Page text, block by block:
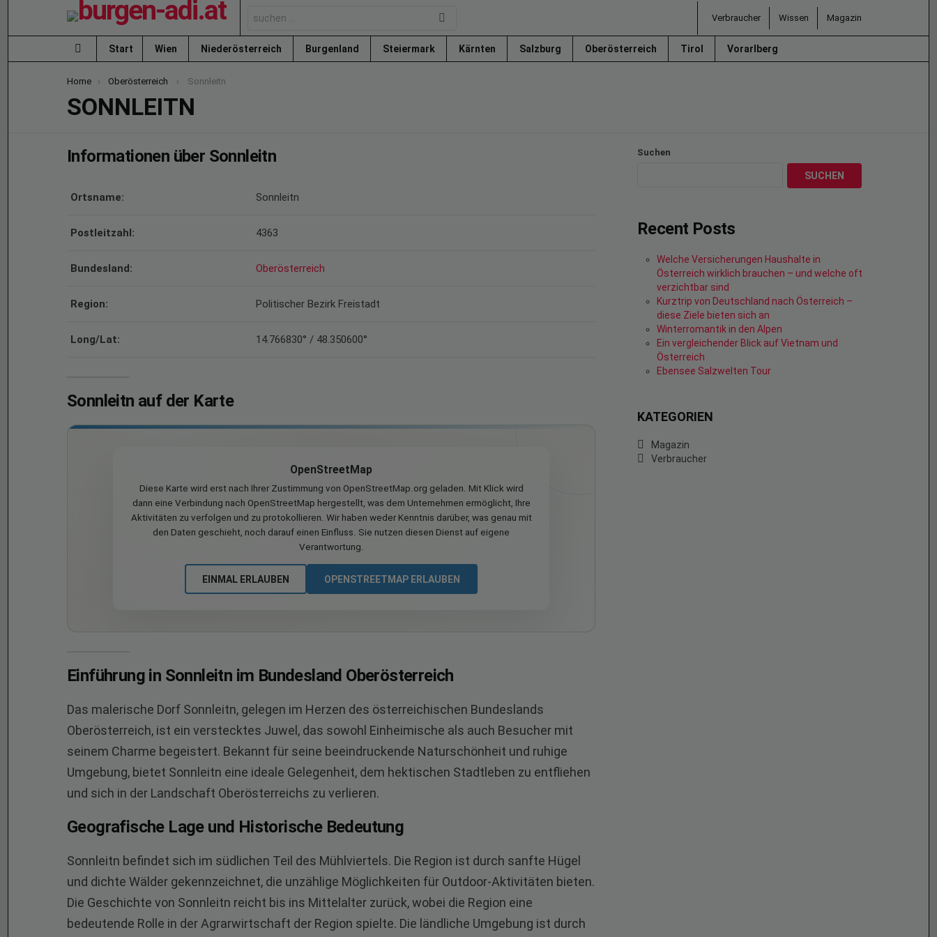
for:
Verbraucher Wissen Magazin
Menu
Start Wien Niederösterreich Burgenland Steiermark Kärnten Salzburg Oberösterreich Tirol Vorarlberg
You are here:
Home Oberösterreich Sonnleitn
SONNLEITN
Informationen über Sonnleitn
Ortsname: Sonnleitn
Postleitzahl: 4363
Bundesland: Oberösterreich
Region: Politischer Bezirk Freistadt
Long/Lat: 14.766830° / 48.350600°
Sonnleitn auf der Karte
OpenStreetMap
Diese Karte wird erst nach Ihrer Zustimmung von OpenStreetMap.org geladen. Mit Klick wird
dann eine Verbindung nach OpenStreetMap hergestellt, was dem Unternehmen ermöglicht, Ihre
Aktivitäten zu verfolgen und zu protokollieren. Wir haben weder Kenntnis darüber, was genau mit
den Daten geschieht, noch darauf einen Einfluss. Sie nutzen diesen Dienst auf eigene
Verantwortung.
EINMAL ERLAUBEN OPENSTREETMAP ERLAUBEN
Einführung in Sonnleitn im Bundesland Oberösterreich
Das malerische Dorf Sonnleitn, gelegen im Herzen des österreichischen Bundeslands
Oberösterreich, ist ein verstecktes Juwel, das sowohl Einheimische als auch Besucher mit
seinem Charme begeistert. Bekannt für seine beeindruckende Naturschönheit und ruhige
Umgebung, bietet Sonnleitn eine ideale Gelegenheit, dem hektischen Stadtleben zu entfliehen
und sich in der Landschaft Oberösterreichs zu verlieren.
Geografische Lage und Historische Bedeutung
Sonnleitn befindet sich im südlichen Teil des Mühlviertels. Die Region ist durch sanfte Hügel
und dichte Wälder gekennzeichnet, die unzählige Möglichkeiten für Outdoor-Aktivitäten bieten.
Die Geschichte von Sonnleitn reicht bis ins Mittelalter zurück, wobei die Region eine
bedeutende Rolle in der Agrarwirtschaft der Region spielte. Die ländliche Umgebung ist durch
Suchen
SUCHEN
Recent Posts
Welche Versicherungen Haushalte in
Österreich wirklich brauchen – und welche oft
verzichtbar sind
Kurztrip von Deutschland nach Österreich –
diese Ziele bieten sich an
Winterromantik in den Alpen
Ein vergleichender Blick auf Vietnam und
Österreich
Ebensee Salzwelten Tour
KATEGORIEN
Magazin
Verbraucher